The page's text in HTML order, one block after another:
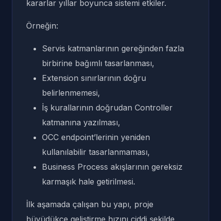
kararlar yıllar boyunca sistemi etkiler.
Örneğin:
Servis katmanlarının gereğinden fazla
birbirine bağımlı tasarlanması,
Extension sınırlarının doğru
belirlenmemesi,
İş kurallarının doğrudan Controller
katmanına yazılması,
OCC endpoint’lerinin yeniden
kullanılabilir tasarlanmaması,
Business Process akışlarının gereksiz
karmaşık hale getirilmesi.
İlk aşamada çalışan bu yapı, proje
büyüdükçe geliştirme hızını ciddi şekilde